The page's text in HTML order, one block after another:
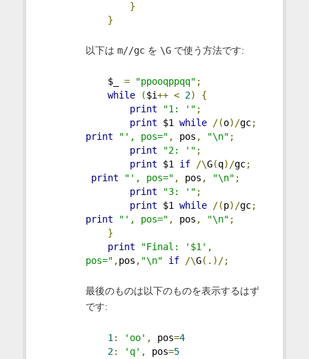
}
}
以下は m//gcを \Gで使う方法です:
$_ = "ppooqppqq" ;
while
($i++ < 2)
{
print
"1: '" ;
print $1 while /(o)/gc;
print
"', pos=" , pos , "\n" ;
print
"2: '" ;
print $1 if /\G(q)/gc;
print
"', pos=" , pos , "\n" ;
print
"3: '" ;
print $1 while /(p)/gc;
print
"', pos=" , pos , "\n" ;
}
print
"Final: '$1',
pos=" ,pos , "\n" if /\G(.)/;
最後のものは以下のものを表示するはず
です:
1 : 'oo' , pos=4
2: 'q' , pos=5